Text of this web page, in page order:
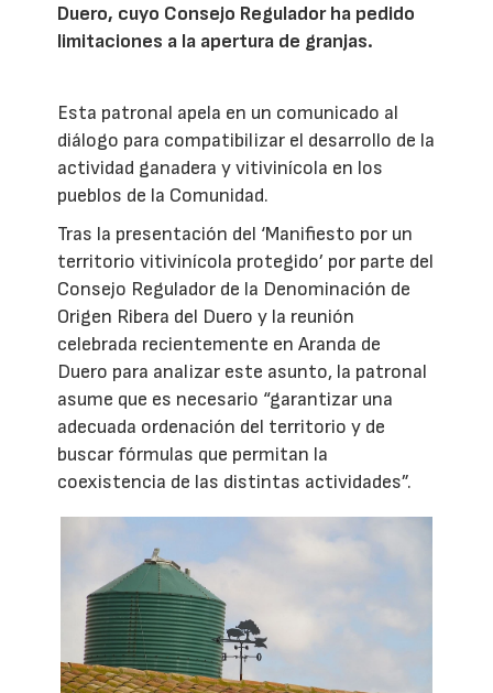
Duero, cuyo Consejo Regulador ha pedido
limitaciones a la apertura de granjas.
Esta patronal apela en un comunicado al
diálogo para compatibilizar el desarrollo de la
actividad ganadera y vitivinícola en los
pueblos de la Comunidad.
Tras la presentación del ‘Manifiesto por un
territorio vitivinícola protegido’ por parte del
Consejo Regulador de la Denominación de
Origen Ribera del Duero y la reunión
celebrada recientemente en Aranda de
Duero para analizar este asunto, la patronal
asume que es necesario “garantizar una
adecuada ordenación del territorio y de
buscar fórmulas que permitan la
coexistencia de las distintas actividades”.